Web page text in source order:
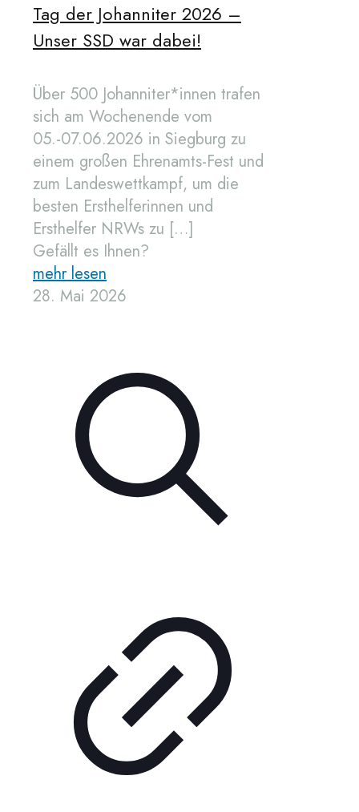
Tag der Johanniter 2026 –
Unser SSD war dabei!
Über 500 Johanniter*innen trafen
sich am Wochenende vom
05.-07.06.2026 in Siegburg zu
einem großen Ehrenamts-Fest und
zum Landeswettkampf, um die
besten Ersthelferinnen und
Ersthelfer NRWs zu […]
Gefällt es Ihnen?
mehr lesen
28. Mai 2026